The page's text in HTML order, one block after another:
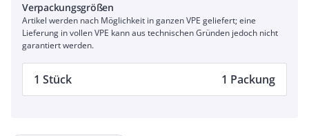
Verpackungsgrößen
Artikel werden nach Möglichkeit in ganzen VPE geliefert; eine
Lieferung in vollen VPE kann aus technischen Gründen jedoch nicht
garantiert werden.
1 Stück 1 Packung